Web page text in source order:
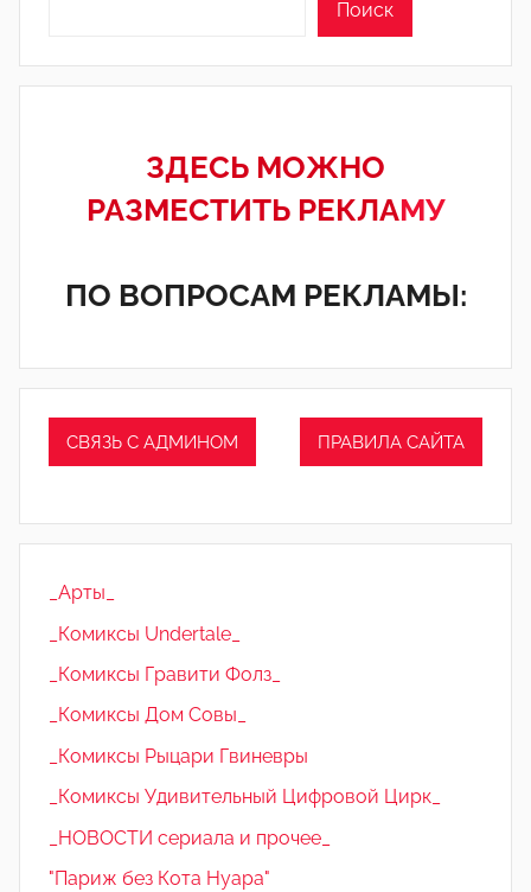
Поиск
ЗДЕСЬ МОЖНО
РАЗМЕСТИТЬ РЕКЛАМУ
ПО ВОПРОСАМ РЕКЛАМЫ:
СВЯЗЬ С АДМИНОМ ПРАВИЛА САЙТА
_Арты_
_Комиксы Undertale_
_Комиксы Гравити Фолз_
_Комиксы Дом Совы_
_Комиксы Рыцари Гвиневры
_Комиксы Удивительный Цифровой Цирк_
_НОВОСТИ сериала и прочее_
"Париж без Кота Нуара"